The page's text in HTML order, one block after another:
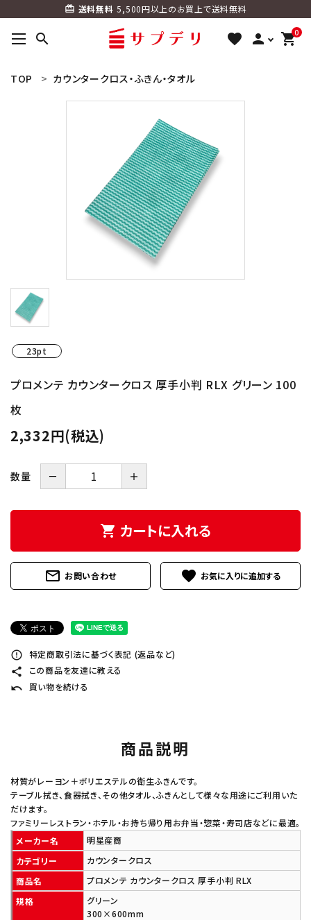
card_giftcard 送料無料 5,500円以上のお買上で送料無料
search favorite person 0
shopping_cart
ACCOUNT MENU
新規会員登録
search
カテゴリーから探す
INFORMATION
TOP カウンタークロス・ふきん・タオル
23pt
プロメンテ カウンタークロス 厚手小判 RLX グリーン 100
枚
2,332円(税込)
数量 － ＋
shopping_cart カートに入れる
mail_outline お問い合わせ favorite
error_outline 特定商取引法に基づく表記 (返品など)
share この商品を友達に教える
undo 買い物を続ける
商品説明
材質がレーヨン＋ポリエステルの衛生ふきんです。
テーブル拭き、食器拭き、その他タオル、ふきんとして様々な用途にご利用いた
だけます。
ファミリーレストラン・ホテル・お持ち帰り用お弁当・惣菜・寿司店などに最適。
メーカー名
明星産商
カテゴリー
カウンタークロス
商品名
プロメンテ カウンタークロス 厚手小判 RLX
規格
グリーン
300×600mm